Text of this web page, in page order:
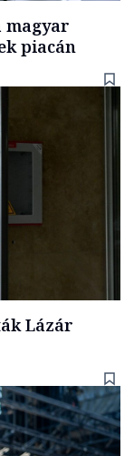
magyar
piacán
Lázár